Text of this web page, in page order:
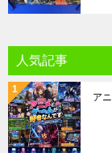
人気記事
ア